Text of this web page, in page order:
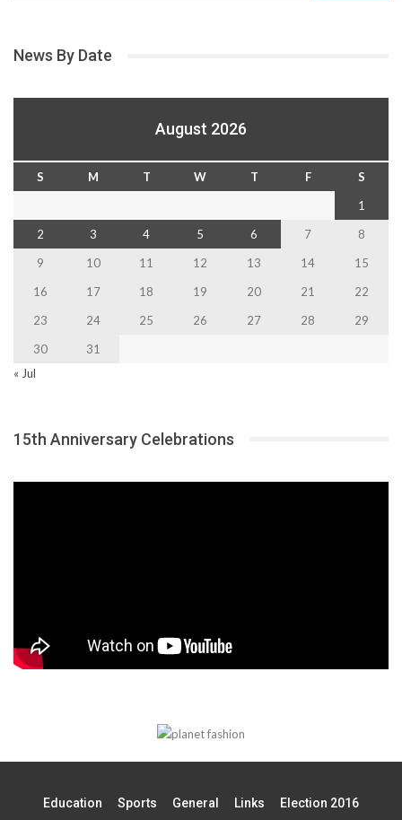
News By Date
August 2026
S M T W T F
S
1
2
3 4 5 6 7
8
9
10 11 12 13 14
15
16
17 18 19 20 21
22
23
24 25 26 27 28
29
30
31
« Jul
15th Anniversary Celebrations
Education Sports General Links Election 2016